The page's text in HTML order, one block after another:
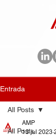
Entrada
All Posts
All Posts
AMP
13 jul 2023